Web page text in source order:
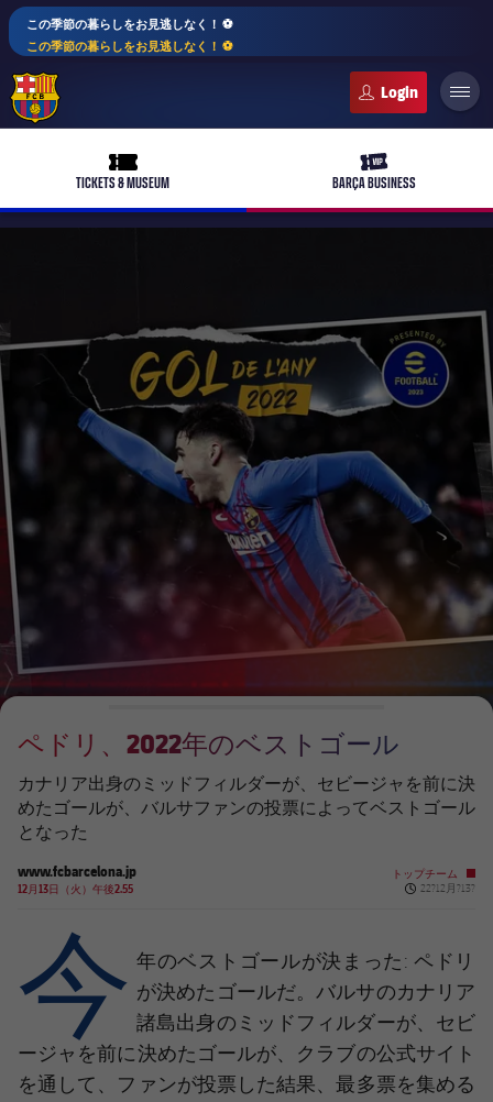
この季節の暮らしをお見逃しなく！ ⚽️
この季節の暮らしをお見逃しなく！ ⚽️
ticket-full
TICKETS & MUSEUM
ticket-vip
BARÇA BUSINESS
plusicon
label.aria.plus
バルサアカデミー
plusicon
label.aria.plus
レジェンド
監督
plusicon
label.aria.plus
プレスパス
Facilities
トップチーム
女子サッカー
plusicon
label.aria.plus
スケジュール
バルサAtlètic
plusicon
label.aria.plus
順位表
PLUSICON
LABEL.ARIA.PLUS
トップチーム
plusicon
label.aria.plus
スケジュール
チケット
結果
順位表
PLUSICON
LABEL.ARIA.PLUS
トップチーム
スケジュール
チケット
結果
PLUSICON
LABEL.ARIA.PLUS
トップチーム
plusicon
label.aria.plus
スケジュール
結果
順位表
PLUSICON
LABEL.ARIA.PLUS
トップチーム
plusicon
label.aria.plus
スケジュール
チケット
ペドリ、2022年のベストゴール
カナリア出身のミッドフィルダーが、セビージャを前に決
めたゴールが、バルサファンの投票によってベストゴール
となった
www.fcbarcelona.jp
12月13日（火）午後2.55
トップチーム
Published
22?12月?13?
今 年のベストゴールが決まった: ペドリ
が決めたゴールだ。バルサのカナリア
諸島出身のミッドフィルダーが、セビ
ージャを前に決めたゴールが、クラブの公式サイト
を通して、ファンが投票した結果、最多票を集める